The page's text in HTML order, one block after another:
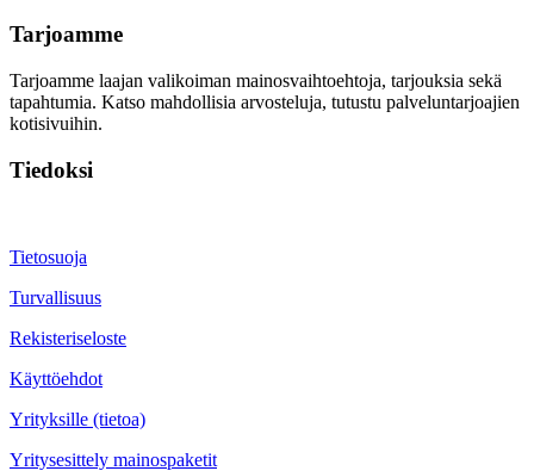
Tarjoamme
Tarjoamme laajan valikoiman mainosvaihtoehtoja, tarjouksia sekä
tapahtumia. Katso mahdollisia arvosteluja, tutustu palveluntarjoajien
kotisivuihin.
Tiedoksi
Tietosuoja
Turvallisuus
Rekisteriseloste
Käyttöehdot
Yrityksille (tietoa)
Yritysesittely mainospaketit